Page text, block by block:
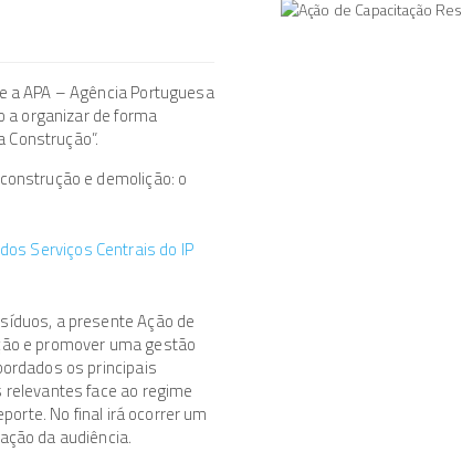
APA – Agência Portuguesa
a organizar de forma
e demolição: o
Serviços Centrais do IP
a presente Ação de
e promover uma gestão
os principais
face ao regime
No final irá ocorrer um
da audiência.